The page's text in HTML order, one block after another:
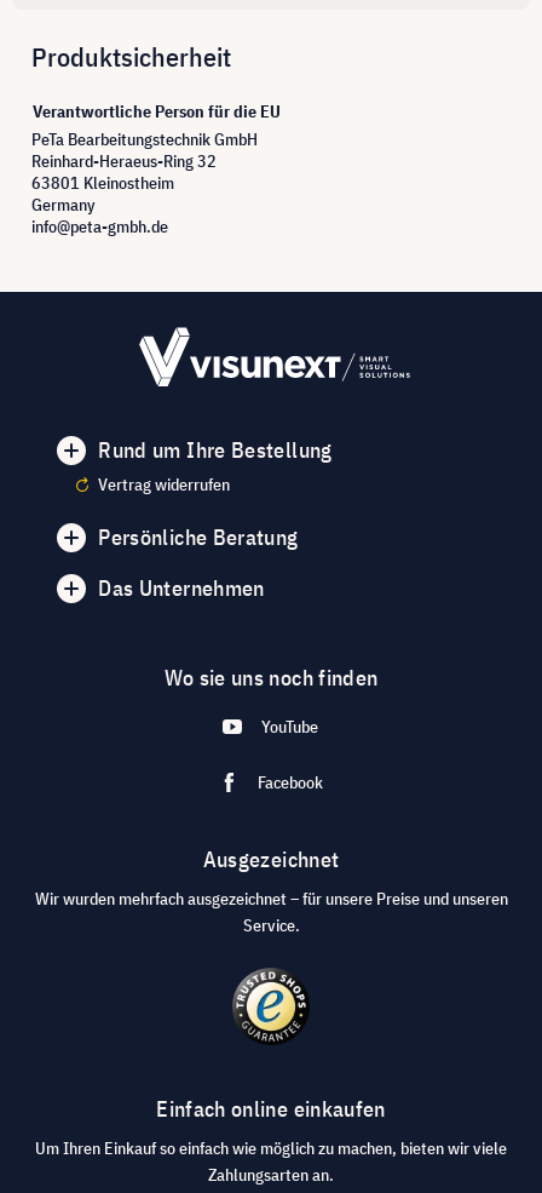
Produktsicherheit
Verantwortliche Person für die EU
PeTa Bearbeitungstechnik GmbH
Reinhard-Heraeus-Ring 32
63801 Kleinostheim
Germany
info@peta-gmbh.de
Rund um Ihre Bestellung
Vertrag widerrufen
Persönliche Beratung
Das Unternehmen
Wo sie uns noch finden
YouTube
Facebook
Ausgezeichnet
Wir wurden mehrfach ausgezeichnet – für unsere Preise und unseren
Service.
Einfach online einkaufen
Um Ihren Einkauf so einfach wie möglich zu machen, bieten wir viele
Zahlungsarten an.